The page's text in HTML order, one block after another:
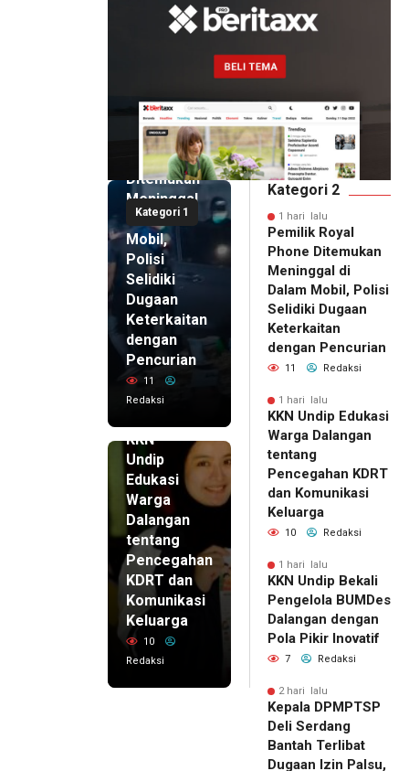
Kategori 1
1 hari lalu
Pemilik
Royal
Phone
Ditemukan
Meninggal
di Dalam
Mobil,
Polisi
Selidiki
Dugaan
Keterkaitan
dengan
Pencurian
11
Redaksi
KKN
Undip
Edukasi
Warga
Dalangan
tentang
Pencegahan
KDRT dan
Komunikasi
Keluarga
10
Redaksi
Kategori 2
1 hari lalu
Pemilik Royal
Phone Ditemukan
Meninggal di
Dalam Mobil, Polisi
Selidiki Dugaan
Keterkaitan
dengan Pencurian
11 Redaksi
1 hari lalu
KKN Undip Edukasi
Warga Dalangan
tentang
Pencegahan KDRT
dan Komunikasi
Keluarga
10 Redaksi
1 hari lalu
KKN Undip Bekali
Pengelola BUMDes
Dalangan dengan
Pola Pikir Inovatif
7 Redaksi
2 hari lalu
Kepala DPMPTSP
Deli Serdang
Bantah Terlibat
Dugaan Izin Palsu,